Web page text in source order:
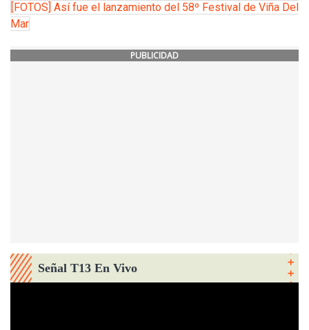
[FOTOS] Así fue el lanzamiento del 58º Festival de Viña Del
Mar
PUBLICIDAD
Señal T13 En Vivo